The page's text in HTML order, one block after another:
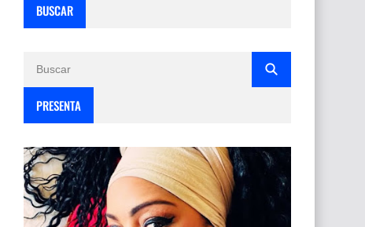
BUSCAR
PRESENTA